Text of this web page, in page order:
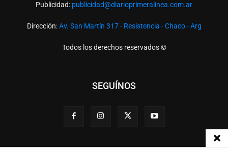
Publicidad: publicidad@diarioprimeralinea.com.ar
Dirección:Av. San Martín 317 - Resistencia - Chaco - Arg
Todos los derechos reservados ©
SEGUÍNOS